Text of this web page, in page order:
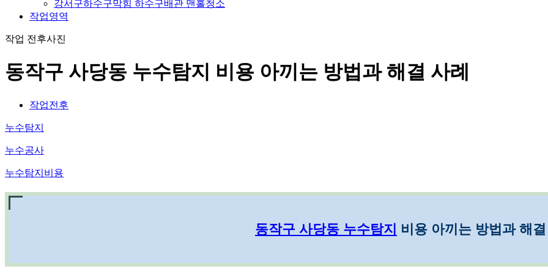
강서구하수구막힘 하수구배관 맨홀청소
작업영역
작업 전후사진
동작구 사당동 누수탐지 비용 아끼는 방법과 해결 사례
작업전후
누수탐지
누수공사
누수탐지비용
동작구 사당동 누수탐지 비용 아끼는 방법과 해